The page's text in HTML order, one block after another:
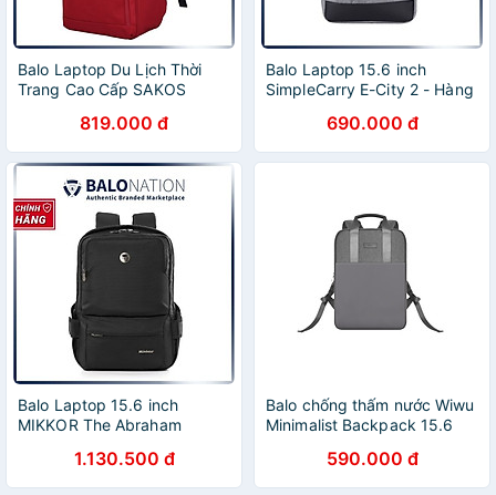
Balo Laptop Du Lịch Thời
Trang Cao Cấp SAKOS
14 Inch (14")819.000 đ
Balo Laptop 15.6 inch
SimpleCarry E-City 2 - Hàng
690.000 đ
Balo Laptop 15.6 inch
MIKKOR The Abraham
1.130.500 đ
Balo chống thấm nước Wiwu
Minimalist Backpack 15.6
nước Polyester, có ngăn để
máy tính riêng - Hàng chính
590.000 đ